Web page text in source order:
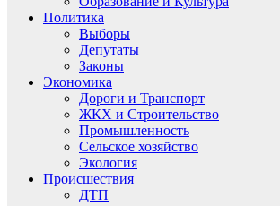
Политика
Выборы
Депутаты
Законы
Экономика
Дороги и Транспорт
ЖКХ и Строительство
Промышленность
Сельское хозяйство
Экология
Происшествия
ДТП